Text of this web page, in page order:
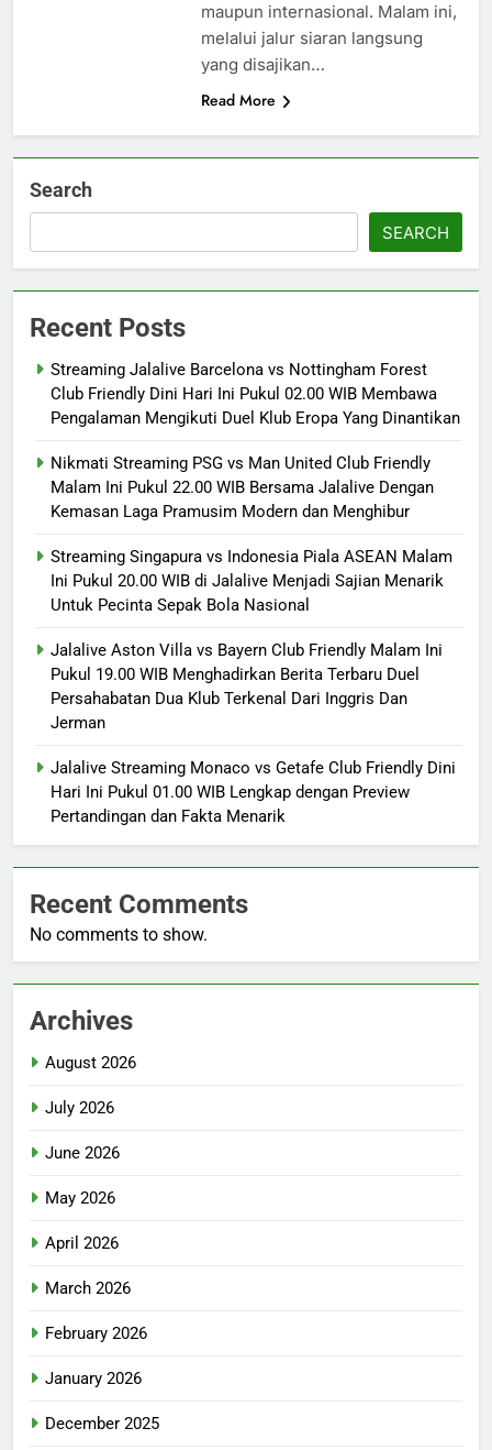
maupun internasional. Malam ini,
melalui jalur siaran langsung
yang disajikan…
Read More
Search
SEARCH
Recent Posts
Streaming Jalalive Barcelona vs Nottingham Forest
Club Friendly Dini Hari Ini Pukul 02.00 WIB Membawa
Pengalaman Mengikuti Duel Klub Eropa Yang Dinantikan
Nikmati Streaming PSG vs Man United Club Friendly
Malam Ini Pukul 22.00 WIB Bersama Jalalive Dengan
Kemasan Laga Pramusim Modern dan Menghibur
Streaming Singapura vs Indonesia Piala ASEAN Malam
Ini Pukul 20.00 WIB di Jalalive Menjadi Sajian Menarik
Untuk Pecinta Sepak Bola Nasional
Jalalive Aston Villa vs Bayern Club Friendly Malam Ini
Pukul 19.00 WIB Menghadirkan Berita Terbaru Duel
Persahabatan Dua Klub Terkenal Dari Inggris Dan
Jerman
Jalalive Streaming Monaco vs Getafe Club Friendly Dini
Hari Ini Pukul 01.00 WIB Lengkap dengan Preview
Pertandingan dan Fakta Menarik
Recent Comments
No comments to show.
Archives
August 2026
July 2026
June 2026
May 2026
April 2026
March 2026
February 2026
January 2026
December 2025